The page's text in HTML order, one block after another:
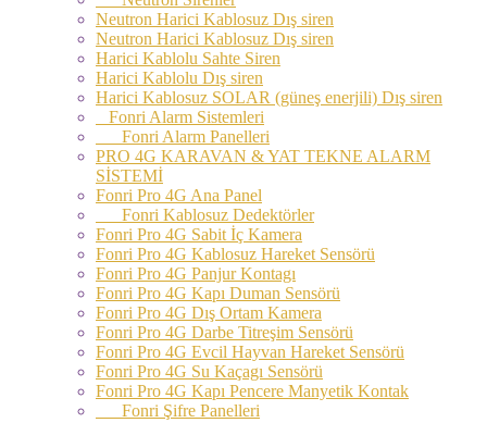
Neutron Harici Kablosuz Dış siren
Neutron Harici Kablosuz Dış siren
Harici Kablolu Sahte Siren
Harici Kablolu Dış siren
Harici Kablosuz SOLAR (güneş enerjili) Dış siren
Fonri Alarm Sistemleri
Fonri Alarm Panelleri
PRO 4G KARAVAN & YAT TEKNE ALARM
SİSTEMİ
Fonri Pro 4G Ana Panel
Fonri Kablosuz Dedektörler
Fonri Pro 4G Sabit İç Kamera
Fonri Pro 4G Kablosuz Hareket Sensörü
Fonri Pro 4G Panjur Kontagı
Fonri Pro 4G Kapı Duman Sensörü
Fonri Pro 4G Dış Ortam Kamera
Fonri Pro 4G Darbe Titreşim Sensörü
Fonri Pro 4G Evcil Hayvan Hareket Sensörü
Fonri Pro 4G Su Kaçagı Sensörü
Fonri Pro 4G Kapı Pencere Manyetik Kontak
Fonri Şifre Panelleri